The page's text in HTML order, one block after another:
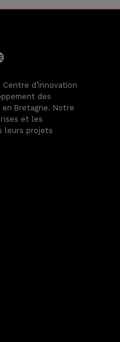
d’innovation
des
Bretagne. Notre
et les
leurs projets